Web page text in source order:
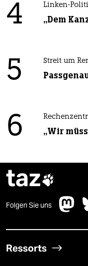
4 Linken-
„Dem
5 Streit um
6 „Wir
taz
Folgen Sie uns
Ressorts